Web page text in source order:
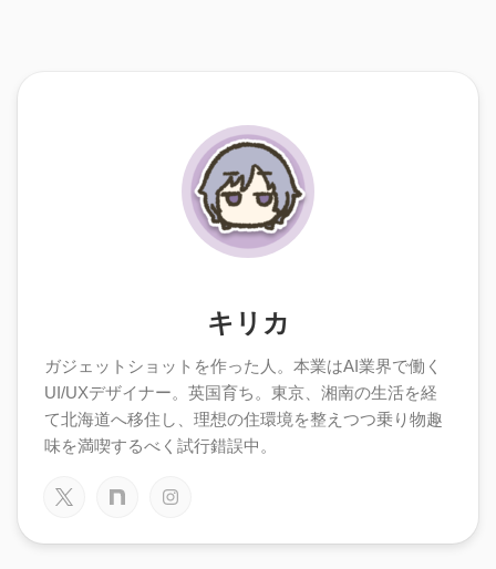
キリカ
ガジェットショットを作った人。本業はAI業界で働く
UI/UXデザイナー。英国育ち。東京、湘南の生活を経
て北海道へ移住し、理想の住環境を整えつつ乗り物趣
味を満喫するべく試行錯誤中。